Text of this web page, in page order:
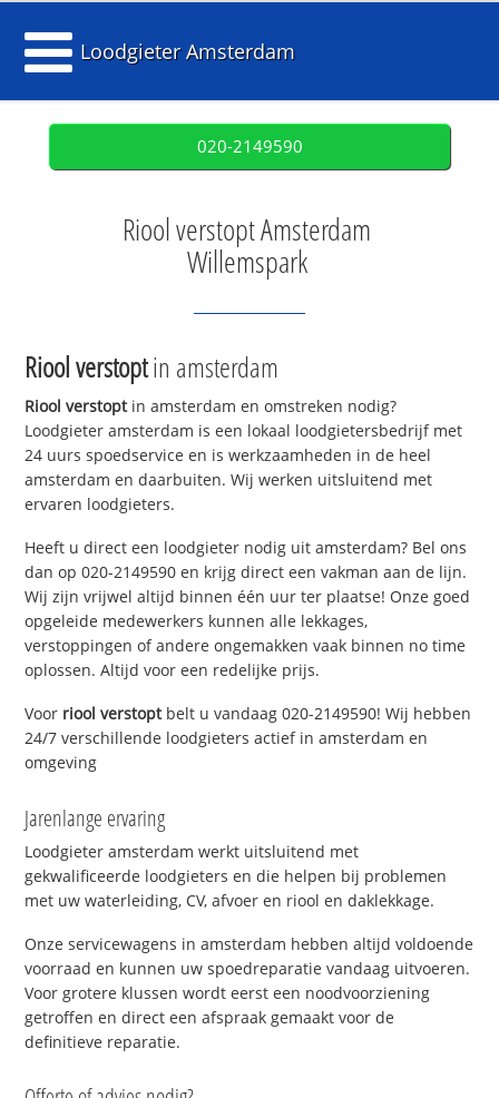
Loodgieter Amsterdam
020-2149590
Riool verstopt Amsterdam
Willemspark
Riool verstoptin amsterdam
Riool verstoptin amsterdam en omstreken nodig?
Loodgieter amsterdam is een lokaal loodgietersbedrijf met
24 uurs spoedservice en is werkzaamheden in de heel
amsterdam en daarbuiten. Wij werken uitsluitend met
ervaren loodgieters.
Heeft u direct een loodgieter nodig uit amsterdam? Bel ons
dan op 020-2149590 en krijg direct een vakman aan de lijn.
Wij zijn vrijwel altijd binnen één uur ter plaatse! Onze goed
opgeleide medewerkers kunnen alle lekkages,
verstoppingen of andere ongemakken vaak binnen no time
oplossen. Altijd voor een redelijke prijs.
Voor riool verstoptbelt u vandaag 020-2149590! Wij hebben
24/7 verschillende loodgieters actief in amsterdam en
omgeving
Jarenlange ervaring
Loodgieter amsterdam werkt uitsluitend met
gekwalificeerde loodgieters en die helpen bij problemen
met uw waterleiding, CV, afvoer en riool en daklekkage.
Onze servicewagens in amsterdam hebben altijd voldoende
voorraad en kunnen uw spoedreparatie vandaag uitvoeren.
Voor grotere klussen wordt eerst een noodvoorziening
getroffen en direct een afspraak gemaakt voor de
definitieve reparatie.